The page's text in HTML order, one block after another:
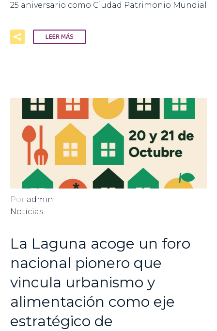
25 aniversario como Ciudad Patrimonio Mundial
LEER MÁS
Por admin
Noticias
La Laguna acoge un foro
nacional pionero que
vincula urbanismo y
alimentación como eje
estratégico de